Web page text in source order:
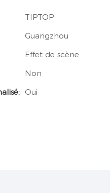
TIPTOP
Guangzhou
Effet de scène
Non
Oui